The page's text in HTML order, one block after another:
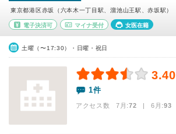
東京都港区赤坂（六本木一丁目駅、溜池山王駅、赤坂駅）
電子決済可 マイナ受付 女医在籍
土曜（〜17:30）・日曜・祝日
3.40
1件
アクセス数 7月:72 | 6月:93